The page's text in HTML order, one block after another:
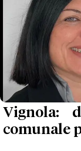
Vignola:
comunale